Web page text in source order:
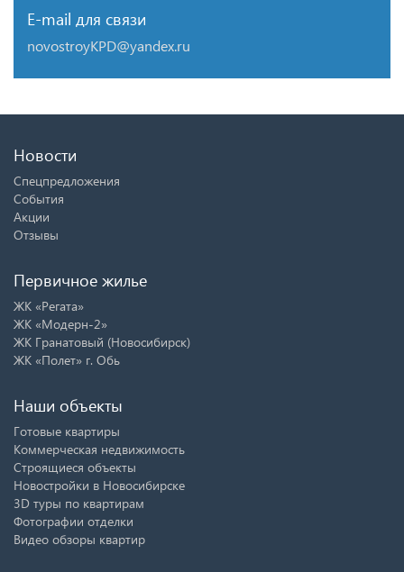
E-mail для связи
novostroyKPD@yandex.ru
Новости
Спецпредложения
События
Акции
Отзывы
Первичное жилье
ЖК «Регата»
ЖК «Модерн-2»
ЖК Гранатовый (Новосибирск)
ЖК «Полет» г. Обь
Наши объекты
Готовые квартиры
Коммерческая недвижимость
Строящиеся объекты
Новостройки в Новосибирске
3D туры по квартирам
Фотографии отделки
Видео обзоры квартир